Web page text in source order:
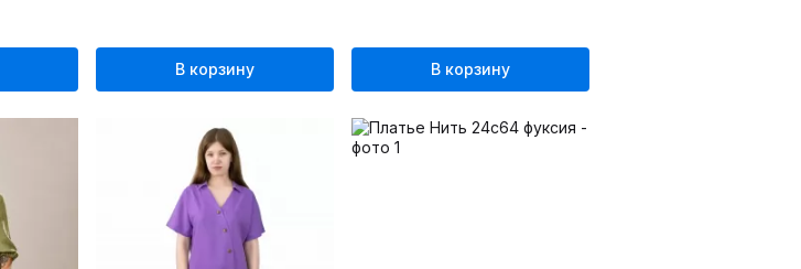
В корзину В корзину